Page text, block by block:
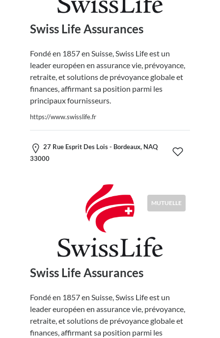
Swiss Life Assurances
Fondé en 1857 en Suisse, Swiss Life est un
leader européen en assurance vie, prévoyance,
retraite, et solutions de prévoyance globale et
finances, affirmant sa position parmi les
principaux fournisseurs.
https://www.swisslife.fr
27 Rue Esprit Des Lois - Bordeaux, NAQ
33000
MUTUELLE
Swiss Life Assurances
Fondé en 1857 en Suisse, Swiss Life est un
leader européen en assurance vie, prévoyance,
retraite, et solutions de prévoyance globale et
finances, affirmant sa position parmi les